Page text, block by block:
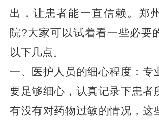
出，让患者能一直信赖。郑
院?大家可以试着看一些必要
以下几点。
一、医护人员的细心程度：专
要足够细心，认真记录下患者
有没有对药物过敏的情况，这